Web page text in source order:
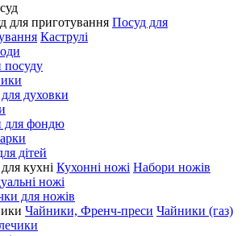
Посуд для
Каструлі
духовки
для фондю
дітей
Кухонні ножі Набори ножів
ножі
для ножів
Чайники, Френч-преси Чайники (газ)